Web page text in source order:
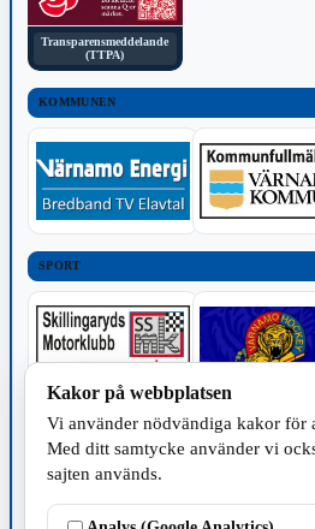
Transparensmeddelande
(TTPA)
KOMMUNEN
SPORT
TILLVERKNING
Kakor på webbplatsen
Vi använder nödvändiga kakor för
Med ditt samtycke använder vi
sajten används.